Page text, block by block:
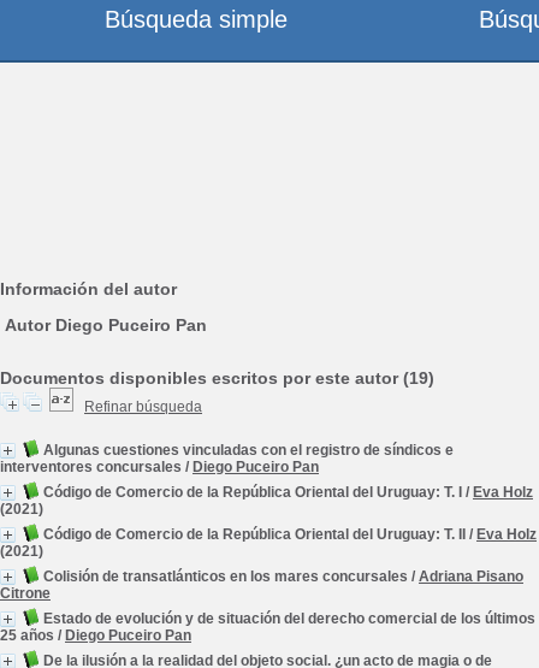
Información del autor
Autor Diego Puceiro Pan
Documentos disponibles escritos por este autor (19)
Refinar búsqueda
Algunas cuestiones vinculadas con el registro de síndicos e
interventores concursales / Diego Puceiro Pan
Código de Comercio de la República Oriental del Uruguay: T. I
/ Eva Holz
(2021)
Código de Comercio de la República Oriental del Uruguay: T. II
/ Eva Holz
(2021)
Colisión de transatlánticos en los mares concursales / Adriana Pisano
Citrone
Estado de evolución y de situación del derecho comercial de los últimos
25 años / Diego Puceiro Pan
De la ilusión a la realidad del objeto social. ¿un acto de magia o de
Búsqueda simple